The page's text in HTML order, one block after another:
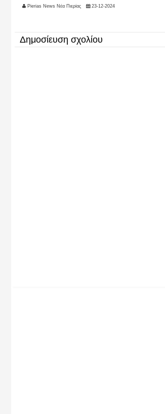
Pierias News Νέα Πιερίας 23-12-2024
Δημοσίευση σχολίου